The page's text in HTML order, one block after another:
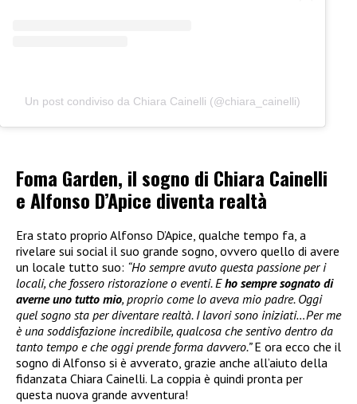
Un post condiviso da Chiara Cainelli (@chiara_cainelli)
Foma Garden, il sogno di Chiara Cainelli
e Alfonso D’Apice diventa realtà
Era stato proprio Alfonso D’Apice, qualche tempo fa, a
rivelare sui social il suo grande sogno, ovvero quello di avere
un locale tutto suo: “Ho sempre avuto questa passione per i
locali, che fossero ristorazione o eventi. Eho sempre sognato di
averne uno tutto mio, proprio come lo aveva mio padre. Oggi
quel sogno sta per diventare realtà. I lavori sono iniziati…Per me
è una soddisfazione incredibile, qualcosa che sentivo dentro da
tanto tempo e che oggi prende forma davvero.”E ora ecco che il
sogno di Alfonso si è avverato, grazie anche all’aiuto della
fidanzata Chiara Cainelli. La coppia è quindi pronta per
questa nuova grande avventura!